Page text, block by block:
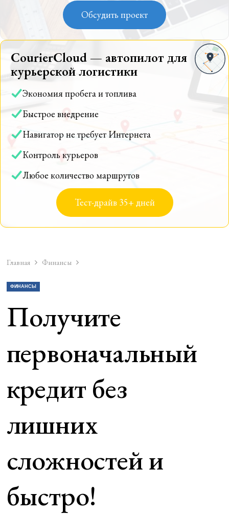
Обсудить проект
CourierCloud — автопилот для
курьерской логистики
Экономия пробега и топлива
Быстрое внедрение
Навигатор не требует Интернета
Контроль курьеров
Любое количество маршрутов
Тест-драйв 35+ дней
Главная Финансы
ФИНАНСЫ
Получите
первоначальный
кредит без
лишних
сложностей и
быстро!